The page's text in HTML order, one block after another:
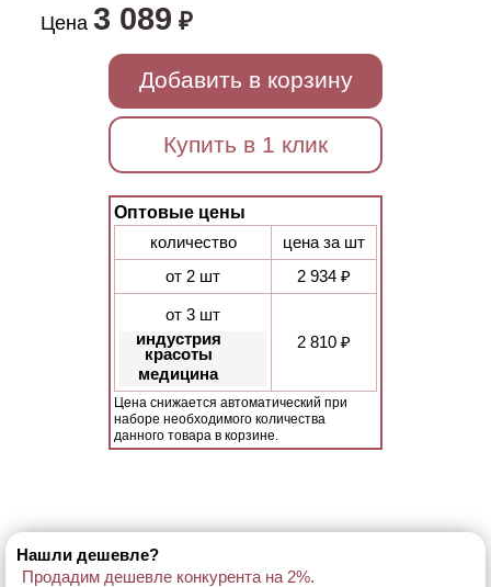
Цена 3 089 ₽
Добавить в корзину
Купить в 1 клик
Оптовые цены
количество
цена за шт
от 2 шт
2 934 ₽
от 3 шт
индустрия
красоты
медицина
2 810 ₽
Цена снижается автоматический при
наборе необходимого количества
данного товара в корзине.
Нашли дешевле?
Продадим дешевле конкурента на 2%.